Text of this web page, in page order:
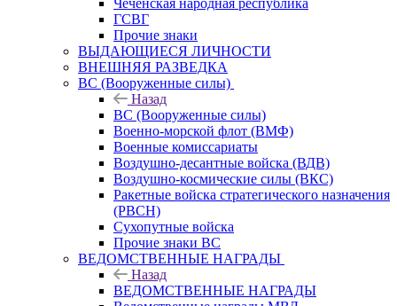
Чеченская народная республика
ГСВГ
Прочие знаки
ВЫДАЮЩИЕСЯ ЛИЧНОСТИ
ВНЕШНЯЯ РАЗВЕДКА
ВС (Вооруженные силы)
Назад
ВС (Вооруженные силы)
Военно-морской флот (ВМФ)
Военные комиссариаты
Воздушно-десантные войска (ВДВ)
Воздушно-космические силы (ВКС)
Ракетные войска стратегического назначения
(РВСН)
Сухопутные войска
Прочие знаки ВС
ВЕДОМСТВЕННЫЕ НАГРАДЫ
Назад
ВЕДОМСТВЕННЫЕ НАГРАДЫ